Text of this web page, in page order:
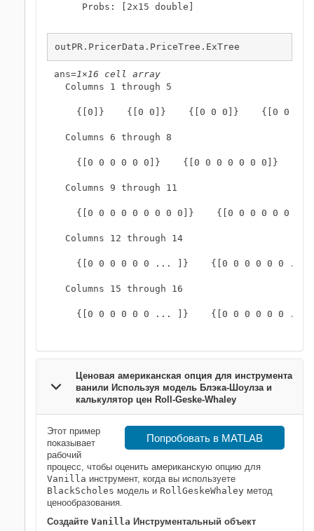
     Probs: [2x15 double]
outPR.PricerData.PriceTree.ExTree
ans=1×16 cell array
  Columns 1 through 5
{[0]}    {[0 0]}    {[0 0 0]}    {[0 0 0
  Columns 6 through 8
{[0 0 0 0 0 0]}    {[0 0 0 0 0 0 0]}
  Columns 9 through 11
{[0 0 0 0 0 0 0 0 0]}    {[0 0 0 0 0 0
  Columns 12 through 14
{[0 0 0 0 0 0 ... ]}    {[0 0 0 0 0 0 ...
  Columns 15 through 16
{[0 0 0 0 0 0 ... ]}    {[0 0 0 0 0 0 ...
Ценовая американская опция для инструмента
ванили Используя модель Блэка-Шоулза и
калькулятор цен Roll-Geske-Whaley
Попробовать в MATLAB
Этот пример
показывает
рабочий
процесс, чтобы оценить американскую опцию для
Vanilla инструмент, когда вы используете
BlackScholes модель и RollGeskeWhaley метод
ценообразования.
Создайте Vanilla Инструментальный объект